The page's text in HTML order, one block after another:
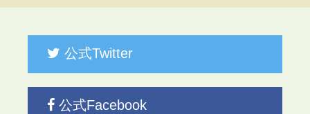
公式Twitter
公式Facebook